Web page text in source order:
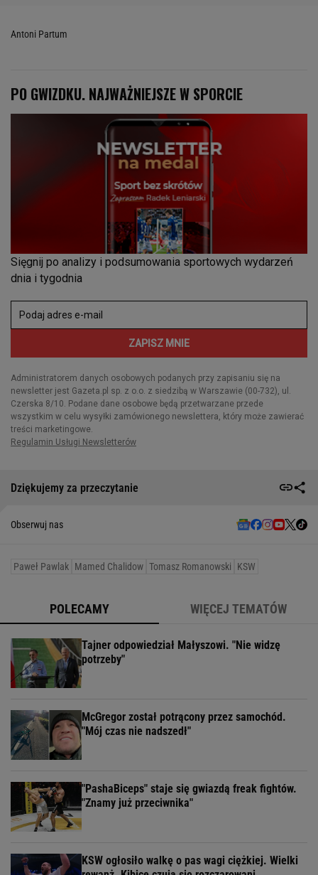
Antoni Partum
Dziękujemy za przeczytanie
Obserwuj nas
Paweł Pawlak Mamed Chalidow Tomasz Romanowski KSW
POLECAMY WIĘCEJ TEMATÓW
Tajner odpowiedział Małyszowi. "Nie widzę
potrzeby"
McGregor został potrącony przez samochód.
"Mój czas nie nadszedł"
"PashaBiceps" staje się gwiazdą freak fightów.
"Znamy już przeciwnika"
KSW ogłosiło walkę o pas wagi ciężkiej. Wielki